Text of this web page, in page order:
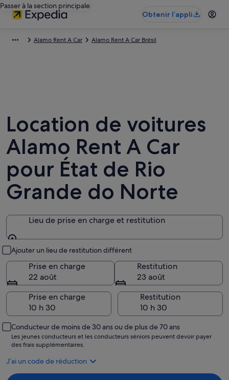
Passer à la section principale
Obtenir l’appli
Alamo Rent A Car Alamo Rent A Car Brésil
Location de voitures
Alamo Rent A Car
pour État de Rio
Grande do Norte
Lieu de prise en charge et restitution
Ajouter un lieu de restitution différent
Prise en charge
22 août
Restitution
23 août
Prise en charge
Restitution
Conducteur de moins de 30 ans ou de plus de 70 ans
Les jeunes conducteurs et les conducteurs séniors peuvent devoir payer
des frais supplémentaires.
J’ai un code de réduction